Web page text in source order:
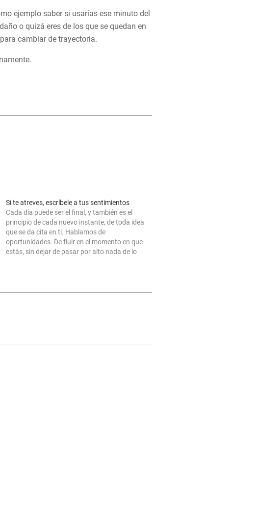
ejemplo saber si usarías ese minuto del
o quizá eres de los que se quedan en
cambiar de trayectoria.
Si te atreves, escríbele a tus sentimientos
Cada día puede ser el final, y también es el
principio de cada nuevo instante, de toda idea
que se da cita en ti. Hablamos de
oportunidades. De fluir en el momento en que
estás, sin dejar de pasar por alto nada de lo